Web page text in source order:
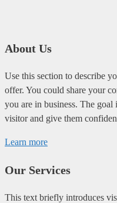
About Us
Use this section to describe
offer. You could share your
you are in business. The
visitor and give them
Learn more
Our Services
This text briefly introduces